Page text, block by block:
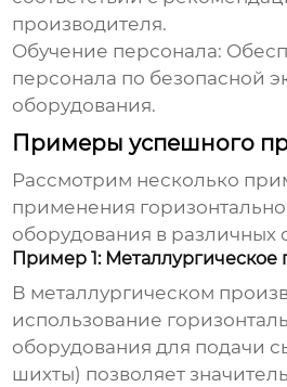
производителя.
Обучение персонала:
персонала по безопасной
оборудования.
Примеры успешного
Рассмотрим несколько
применения
оборудования в различных
Пример 1: Металлургическое
В металлургическом
использование
оборудования для подачи
шихты) позволяет